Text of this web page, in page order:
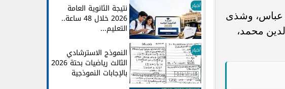
عباس، وشذى
محمد،
أخبار نتيجة الثانوية العامة
2026 خلال 48 ساعة..
التعليم...
أخبار النموذج الاسترشادي
الثالث رياضيات بحتة 2026
بالإجابات النموذجية